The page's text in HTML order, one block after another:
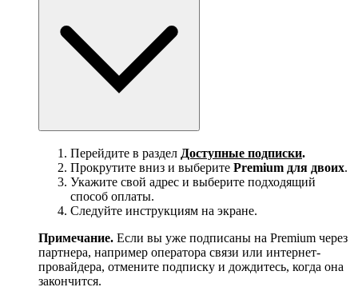
Перейдите в раздел Доступные подписки.
Прокрутите вниз и выберите Premium для двоих.
Укажите свой адрес и выберите подходящий
способ оплаты.
Следуйте инструкциям на экране.
Примечание. Если вы уже подписаны на Premium через
партнера, например оператора связи или интернет-
провайдера, отмените подписку и дождитесь, когда она
закончится.